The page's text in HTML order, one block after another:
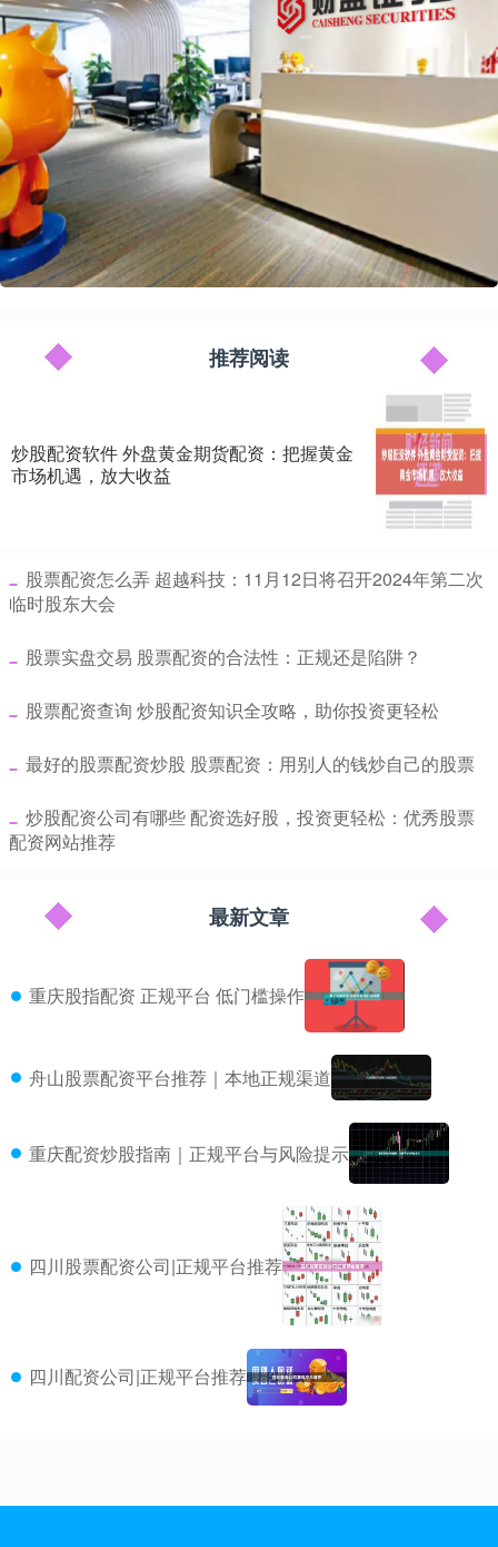
推荐阅读
炒股配资软件 外盘黄金期货配资：把握黄金
市场机遇，放大收益
​股票配资怎么弄 超越科技：11月12日将召开2024年第二次
临时股东大会
​股票实盘交易 股票配资的合法性：正规还是陷阱？
​股票配资查询 炒股配资知识全攻略，助你投资更轻松
​最好的股票配资炒股 股票配资：用别人的钱炒自己的股票
​炒股配资公司有哪些 配资选好股，投资更轻松：优秀股票
配资网站推荐
最新文章
重庆股指配资 正规平台 低门槛操作
舟山股票配资平台推荐｜本地正规渠道
重庆配资炒股指南｜正规平台与风险提示
四川股票配资公司|正规平台推荐
四川配资公司|正规平台推荐